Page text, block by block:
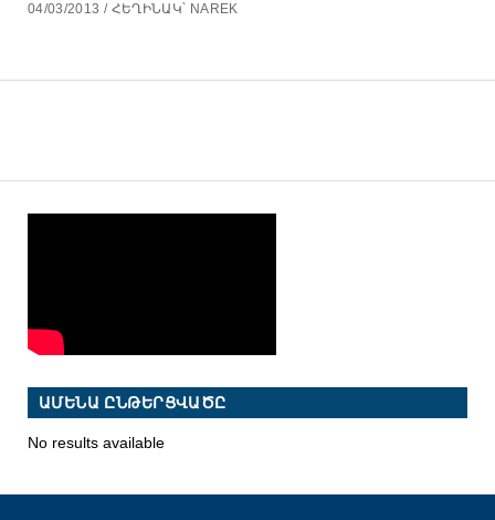
04/03/2013 / ՀԵՂԻՆԱԿ՝ NAREK
ԱՄԵՆԱ ԸՆԹԵՐՑՎԱԾԸ
No results available